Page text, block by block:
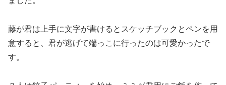
藤が君は上手に文字が書けるとスケッチブックとペンを用
意すると、君が逃げて端っこに行ったのは可愛かったで
す。